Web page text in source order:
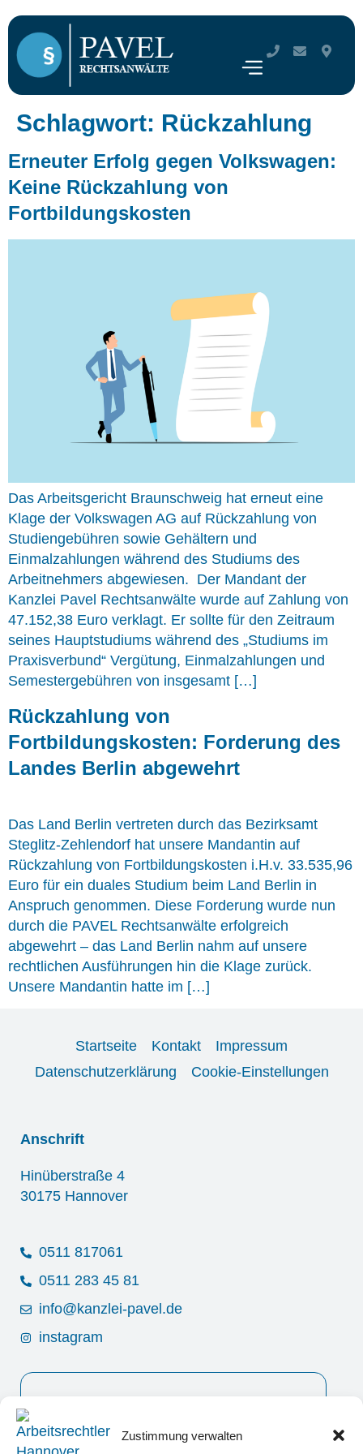
Zustimmung verwalten
Schlagwort: Rückzahlung
Erneuter Erfolg gegen Volkswagen:
Keine Rückzahlung von
Fortbildungskosten
Das Arbeitsgericht Braunschweig hat erneut eine
Klage der Volkswagen AG auf Rückzahlung von
Studiengebühren sowie Gehältern und
Einmalzahlungen während des Studiums des
Arbeitnehmers abgewiesen. Der Mandant der
Kanzlei Pavel Rechtsanwälte wurde auf Zahlung von
47.152,38 Euro verklagt. Er sollte für den Zeitraum
seines Hauptstudiums während des „Studiums im
Praxisverbund“ Vergütung, Einmalzahlungen und
Semestergebühren von insgesamt […]
Rückzahlung von
Fortbildungskosten: Forderung des
Landes Berlin abgewehrt
Das Land Berlin vertreten durch das Bezirksamt
Steglitz-Zehlendorf hat unsere Mandantin auf
Rückzahlung von Fortbildungskosten i.H.v. 33.535,96
Euro für ein duales Studium beim Land Berlin in
Anspruch genommen. Diese Forderung wurde nun
durch die PAVEL Rechtsanwälte erfolgreich
abgewehrt – das Land Berlin nahm auf unsere
rechtlichen Ausführungen hin die Klage zurück.
Unsere Mandantin hatte im […]
Startseite Kontakt
Impressum
Datenschutzerklärung
Cookie-Einstellungen
Anschrift
Hinüberstraße 4
30175 Hannover
0511 817061
0511 283 45 81
info@kanzlei-pavel.de
instagram
ThreeBestRated als einer der 3 besten Anwälte für
Arbeitsrecht in Hannover ausgezeichnet.